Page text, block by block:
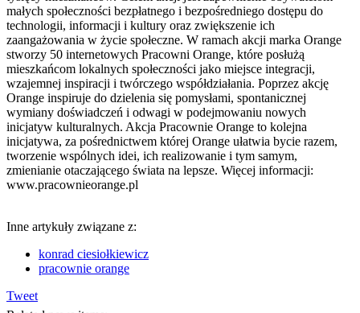
małych społeczności bezpłatnego i bezpośredniego dostępu do
technologii, informacji i kultury oraz zwiększenie ich
zaangażowania w życie społeczne. W ramach akcji marka Orange
stworzy 50 internetowych Pracowni Orange, które posłużą
mieszkańcom lokalnych społeczności jako miejsce integracji,
wzajemnej inspiracji i twórczego współdziałania. Poprzez akcję
Orange inspiruje do dzielenia się pomysłami, spontanicznej
wymiany doświadczeń i odwagi w podejmowaniu nowych
inicjatyw kulturalnych. Akcja Pracownie Orange to kolejna
inicjatywa, za pośrednictwem której Orange ułatwia bycie razem,
tworzenie wspólnych idei, ich realizowanie i tym samym,
zmienianie otaczającego świata na lepsze. Więcej informacji:
www.pracownieorange.pl
Inne artykuły związane z:
konrad ciesiołkiewicz
pracownie orange
Tweet